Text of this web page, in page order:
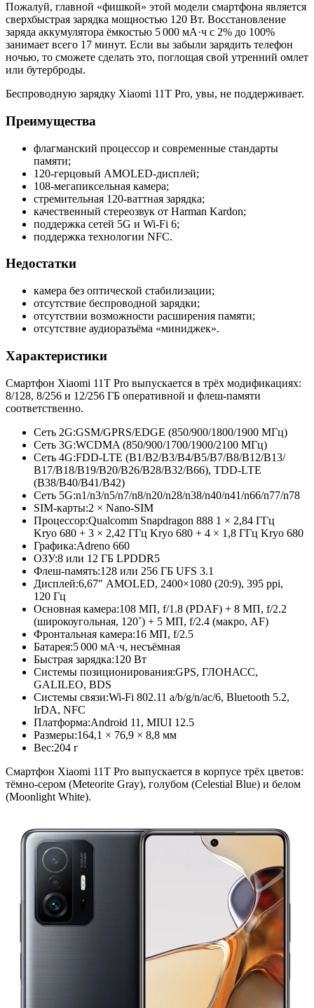
Пожалуй, главной «фишкой» этой модели смартфона является
сверхбыстрая зарядка мощностью 120 Вт. Восстановление
заряда аккумулятора ёмкостью 5 000 мА·ч с 2% до 100%
занимает всего 17 минут. Если вы забыли зарядить телефон
ночью, то сможете сделать это, поглощая свой утренний омлет
или бутерброды.
Беспроводную зарядку Xiaomi 11T Pro, увы, не поддерживает.
Преимущества
флагманский процессор и современные стандарты
памяти;
120-герцовый AMOLED-дисплей;
108-мегапиксельная камера;
стремительная 120-ваттная зарядка;
качественный стереозвук от Harman Kardon;
поддержка сетей 5G и Wi-Fi 6;
поддержка технологии NFC.
Недостатки
камера без оптической стабилизации;
отсутствие беспроводной зарядки;
отсутствии возможности расширения памяти;
отсутствие аудиоразъёма «миниджек».
Характеристики
Смартфон Xiaomi 11T Pro выпускается в трёх модификациях:
8/128, 8/256 и 12/256 ГБ оперативной и флеш-памяти
соответственно.
Сеть 2G:GSM/GPRS/EDGE (850/900/1800/1900 МГц)
Сеть 3G:WCDMA (850/900/1700/1900/2100 МГц)
Сеть 4G:FDD-LTE (B1/B2/B3/B4/B5/B7/B8/B12/B13/
B17/B18/B19/B20/B26/B28/B32/B66), TDD-LTE
(B38/B40/B41/B42)
Сеть 5G:n1/n3/n5/n7/n8/n20/n28/n38/n40/n41/n66/n77/n78
SIM-карты:2 × Nano-SIM
Процессор:Qualcomm Snapdragon 888 1 × 2,84 ГГц
Kryo 680 + 3 × 2,42 ГГц Kryo 680 + 4 × 1,8 ГГц Kryo 680
Графика:Adreno 660
ОЗУ:8 или 12 ГБ LPDDR5
Флеш-память:128 или 256 ГБ UFS 3.1
Дисплей:6,67″ AMOLED, 2400×1080 (20:9), 395 ppi,
120 Гц
Основная камера:108 МП, f/1.8 (PDAF) + 8 МП, f/2.2
(широкоугольная, 120˚) + 5 МП, f/2.4 (макро, AF)
Фронтальная камера:16 МП, f/2.5
Батарея:5 000 мА·ч, несъёмная
Быстрая зарядка:120 Вт
Системы позиционирования:GPS, ГЛОНАСС,
GALILEO, BDS
Системы связи:Wi-Fi 802.11 a/b/g/n/ac/6, Bluetooth 5.2,
IrDA, NFC
Платформа:Android 11, MIUI 12.5
Размеры:164,1 × 76,9 × 8,8 мм
Вес:204 г
Смартфон Xiaomi 11T Pro выпускается в корпусе трёх цветов:
тёмно-сером (Meteorite Gray), голубом (Celestial Blue) и белом
(Moonlight White).